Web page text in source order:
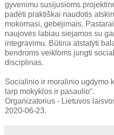
gyvenimu susijusioms
padėti praktiškai naudotis
mokomasi, gebėjimais.
naujovės labiau siejamos su
integravimu. Būtina atstatyti
bendroms veikloms jungti
disciplinas.
Socialinio ir moralinio ugdymo
tarp mokyklos ir pasaulio“.
Organizatorius - Lietuvos
2020-06-23.